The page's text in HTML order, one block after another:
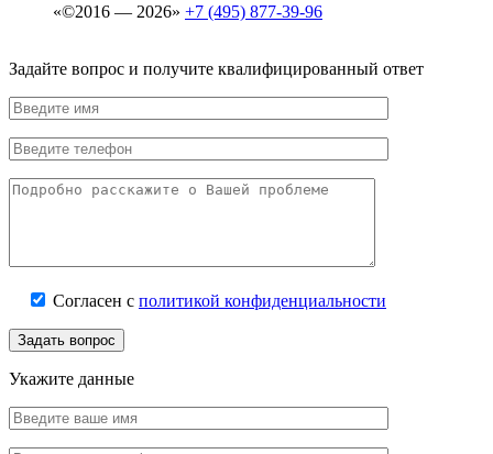
«©2016 — 2026» +7 (495) 877-39-96
Задайте вопрос и получите квалифицированный ответ
Согласен с политикой конфиденциальности
Задать вопрос
Укажите данные